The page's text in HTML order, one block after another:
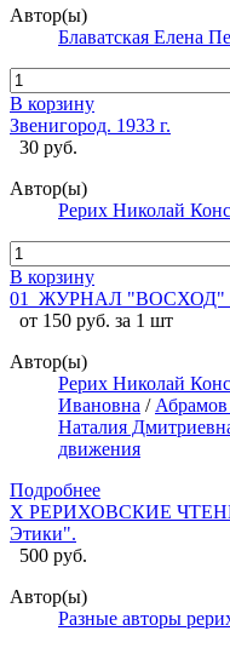
Автор(ы)
Блаватская Елена
В корзину
Звенигород. 1933 г.
30 руб.
Автор(ы)
Рерих Николай
В корзину
01_ЖУРНАЛ "ВОСХОД"
от 150 руб. за 1 шт
Автор(ы)
Рерих Николай
Ивановна /
Наталия
движения
Подробнее
X РЕРИХОВСКИЕ
Этики".
500 руб.
Автор(ы)
Разные авторы